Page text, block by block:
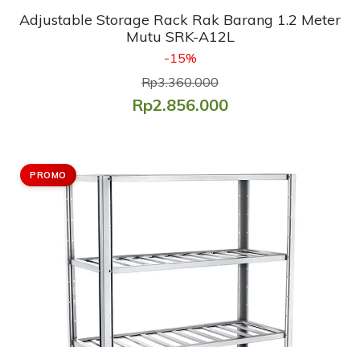
Adjustable Storage Rack Rak Barang 1.2 Meter
Mutu SRK-A12L
-15%
Rp3.360.000
Rp2.856.000
PROMO